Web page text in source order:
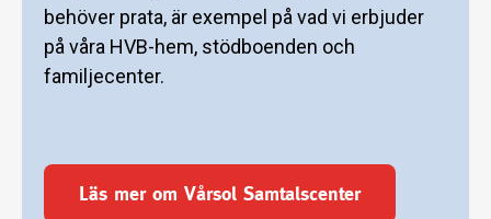
behöver prata, är exempel på vad vi erbjuder
på våra HVB-hem, stödboenden och
familjecenter.
Läs mer om Vårsol Samtalscenter